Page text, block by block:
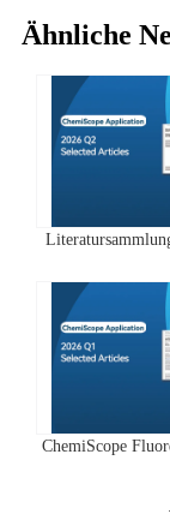
Ähnliche
ChemiScope